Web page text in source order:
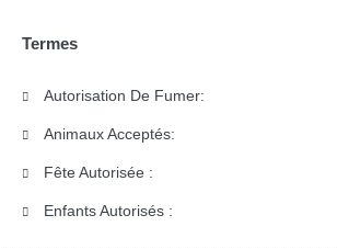
Termes
Autorisation De Fumer:
Animaux Acceptés:
Fête Autorisée :
Enfants Autorisés :